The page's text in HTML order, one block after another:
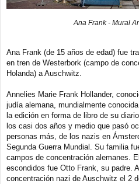
Ana Frank - Mural
Ana Frank (de 15 años de edad) fue
en tren de Westerbork (campo de
Holanda) a Auschwitz.
Annelies Marie Frank Hollander,
judía alemana, mundialmente
la edición en forma de libro de su
los casi dos años y medio que pasó
personas más, de los nazis en
Segunda Guerra Mundial. Su familia
campos de concentración alemanes.
escondidos fue Otto Frank, su padre.
concentración nazi de Auschwitz el 2